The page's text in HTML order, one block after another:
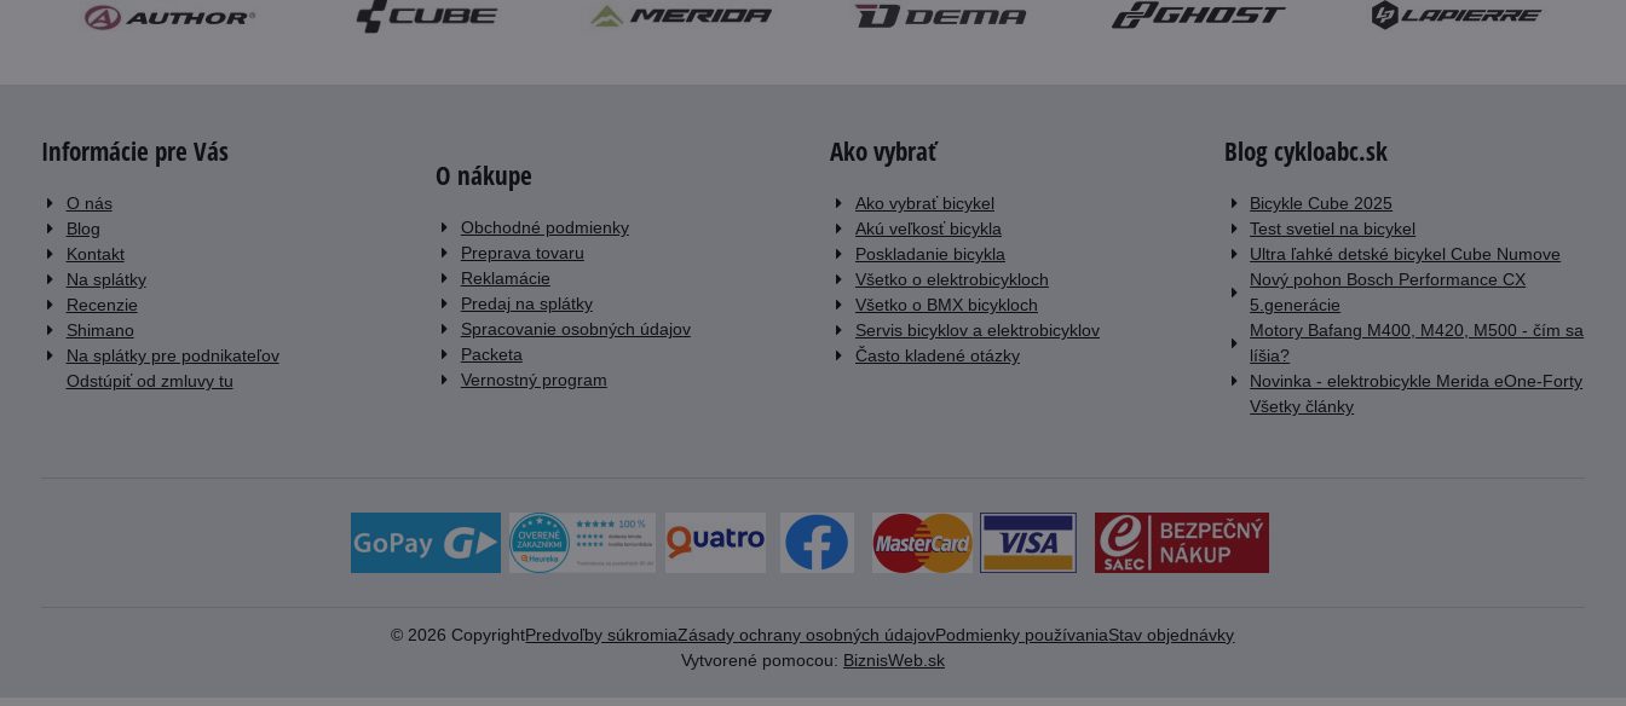
Informácie pre Vás
O nás
Blog
Kontakt
Na splátky
Recenzie
Shimano
Na splátky pre podnikateľov
Odstúpiť od zmluvy tu
O nákupe
Obchodné podmienky
Preprava tovaru
Reklamácie
Predaj na splátky
Spracovanie osobných údajov
Packeta
Vernostný program
Ako vybrať
Ako vybrať bicykel
Akú veľkosť bicykla
Poskladanie bicykla
Všetko o elektrobicykloch
Všetko o BMX bicykloch
Servis bicyklov a elektrobicyklov
Často kladené otázky
Blog cykloabc.sk
Bicykle Cube 2025
Test svetiel na bicykel
Ultra ľahké detské bicykel Cube Numove
Nový pohon Bosch Performance CX
5.generácie
Motory Bafang M400, M420, M500 - čím sa
líšia?
Novinka - elektrobicykle Merida eOne-Forty
Všetky články
©2026 CopyrightPredvoľby súkromiaZásady ochrany osobných údajovPodmienky používaniaStav objednávky
Vytvorené pomocou: BiznisWeb.sk